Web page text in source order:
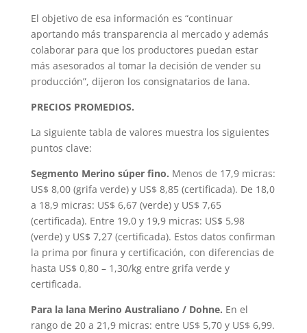
El objetivo de esa información es “continuar
aportando más transparencia al mercado y además
colaborar para que los productores puedan estar
más asesorados al tomar la decisión de vender su
producción”, dijeron los consignatarios de lana.
PRECIOS PROMEDIOS.
La siguiente tabla de valores muestra los siguientes
puntos clave:
Segmento Merino súper fino. Menos de 17,9 micras:
US$ 8,00 (grifa verde) y US$ 8,85 (certificada). De 18,0
a 18,9 micras: US$ 6,67 (verde) y US$ 7,65
(certificada). Entre 19,0 y 19,9 micras: US$ 5,98
(verde) y US$ 7,27 (certificada). Estos datos confirman
la prima por finura y certificación, con diferencias de
hasta US$ 0,80 – 1,30/kg entre grifa verde y
certificada.
Para la lana Merino Australiano / Dohne. En el
rango de 20 a 21,9 micras: entre US$ 5,70 y US$ 6,99.